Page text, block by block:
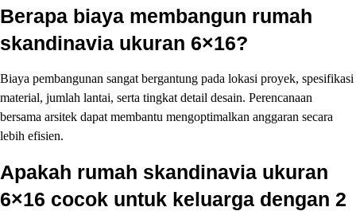
Berapa biaya membangun rumah
skandinavia ukuran 6×16?
Biaya pembangunan sangat bergantung pada lokasi proyek, spesifikasi
material, jumlah lantai, serta tingkat detail desain. Perencanaan
bersama arsitek dapat membantu mengoptimalkan anggaran secara
lebih efisien.
Apakah rumah skandinavia ukuran
6×16 cocok untuk keluarga dengan 2